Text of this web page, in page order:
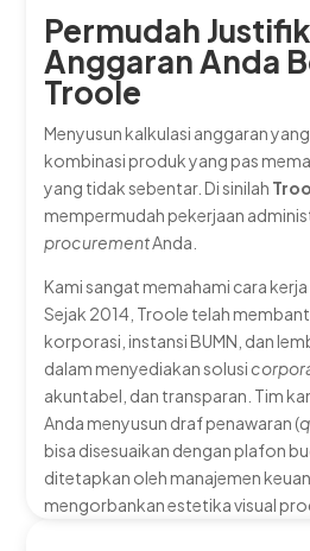
Permudah
Anggaran Anda
Troole
Menyusun kalkulasi anggaran
kombinasi produk yang pas
yang tidak sebentar. Di sinilah
mempermudah pekerjaan
procurementAnda.
Kami sangat memahami cara kerja
Sejak 2014, Troole telah
korporasi, instansi BUMN, dan
dalam menyediakan solusi
akuntabel, dan transparan. Tim
Anda menyusun draf penawaran (
bisa disesuaikan dengan plafon
ditetapkan oleh manajemen
mengorbankan estetika visual